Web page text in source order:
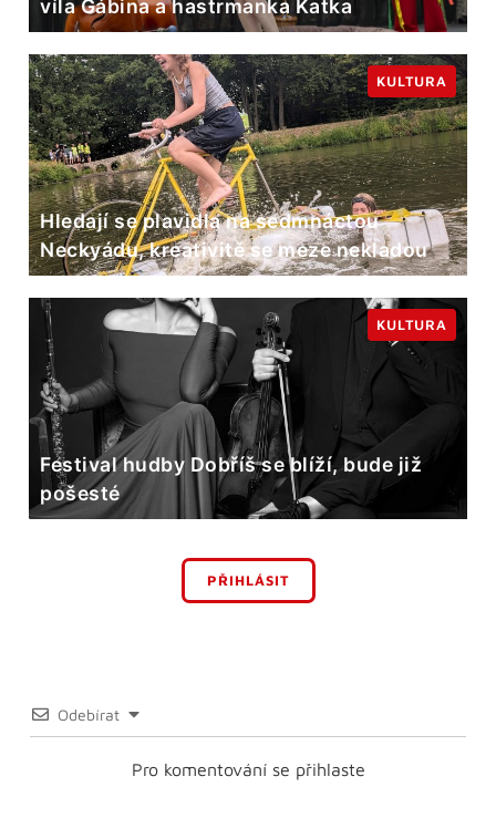
víla Gábina a hastrmanka Katka
Hledají se plavidla na sedmnáctou
Neckyádu, kreativitě se meze nekladou
KULTURA
Festival hudby Dobříš se blíží, bude již
pošesté
KULTURA
PŘIHLÁSIT
Odebírat
Pro komentování se přihlaste